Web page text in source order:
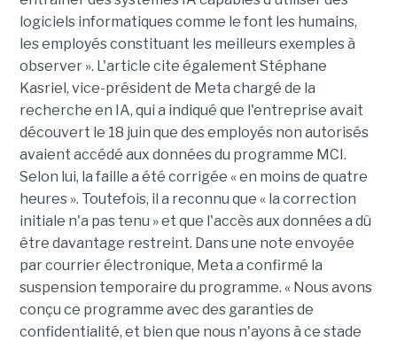
logiciels informatiques comme le font les humains,
les employés constituant les meilleurs exemples à
observer ». L'article cite également Stéphane
Kasriel, vice-président de Meta chargé de la
recherche en IA, qui a indiqué que l'entreprise avait
découvert le 18 juin que des employés non autorisés
avaient accédé aux données du programme MCI.
Selon lui, la faille a été corrigée « en moins de quatre
heures ». Toutefois, il a reconnu que « la correction
initiale n'a pas tenu » et que l'accès aux données a dû
être davantage restreint. Dans une note envoyée
par courrier électronique, Meta a confirmé la
suspension temporaire du programme. « Nous avons
conçu ce programme avec des garanties de
confidentialité, et bien que nous n'ayons à ce stade